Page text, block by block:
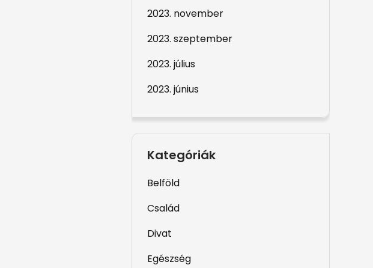
2023. november
2023. szeptember
2023. július
2023. június
Kategóriák
Belföld
Család
Divat
Egészség